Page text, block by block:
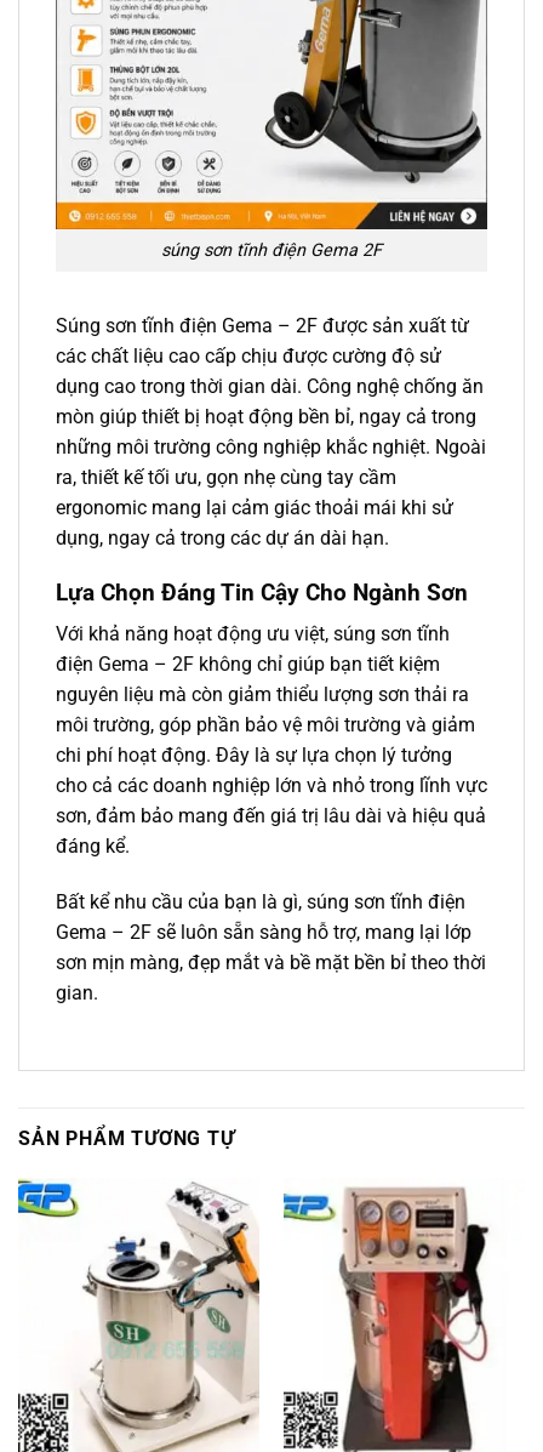
súng sơn tĩnh điện Gema 2F
Súng sơn tĩnh điện Gema – 2F được sản xuất từ
các chất liệu cao cấp chịu được cường độ sử
dụng cao trong thời gian dài. Công nghệ chống ăn
mòn giúp thiết bị hoạt động bền bỉ, ngay cả trong
những môi trường công nghiệp khắc nghiệt. Ngoài
ra, thiết kế tối ưu, gọn nhẹ cùng tay cầm
ergonomic mang lại cảm giác thoải mái khi sử
dụng, ngay cả trong các dự án dài hạn.
Lựa Chọn Đáng Tin Cậy Cho Ngành Sơn
Với khả năng hoạt động ưu việt, súng sơn tĩnh
điện Gema – 2F không chỉ giúp bạn tiết kiệm
nguyên liệu mà còn giảm thiểu lượng sơn thải ra
môi trường, góp phần bảo vệ môi trường và giảm
chi phí hoạt động. Đây là sự lựa chọn lý tưởng
cho cả các doanh nghiệp lớn và nhỏ trong lĩnh vực
sơn, đảm bảo mang đến giá trị lâu dài và hiệu quả
đáng kể.
Bất kể nhu cầu của bạn là gì, súng sơn tĩnh điện
Gema – 2F sẽ luôn sẵn sàng hỗ trợ, mang lại lớp
sơn mịn màng, đẹp mắt và bề mặt bền bỉ theo thời
gian.
SẢN PHẨM TƯƠNG TỰ